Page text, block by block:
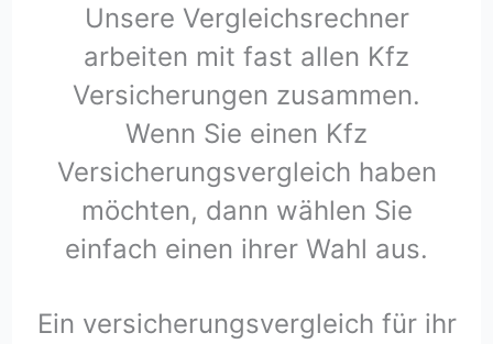
Unsere Vergleichsrechner
arbeiten mit fast allen Kfz
Versicherungen zusammen.
Wenn Sie einen Kfz
Versicherungsvergleich haben
möchten, dann wählen Sie
einfach einen ihrer Wahl aus.
Ein versicherungsvergleich für ihr